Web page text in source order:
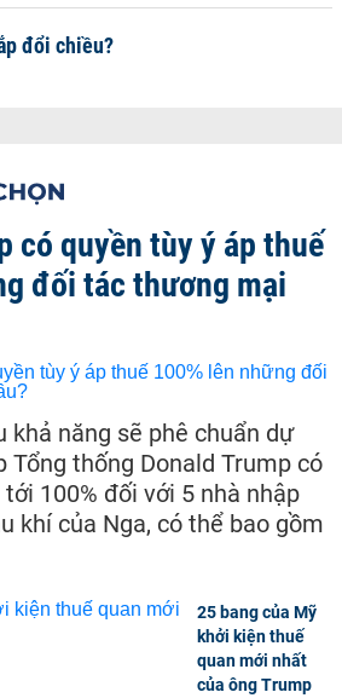
đổi chiều?
có quyền tùy ý áp thuế
đối tác thương mại
khả năng sẽ phê chuẩn dự
Tổng thống Donald Trump có
100% đối với 5 nhà nhập
khí của Nga, có thể bao gồm
25 bang của Mỹ
khởi kiện thuế
quan mới nhất
của ông Trump